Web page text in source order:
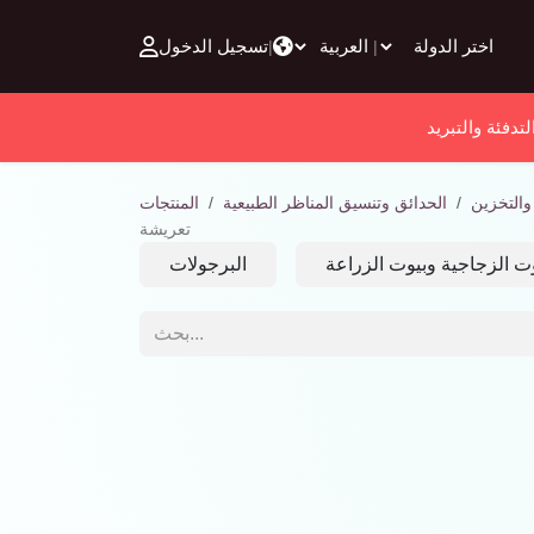
|
|تسجيل الدخول
والتبريد
المنتجات الحدائق وتنسيق المناظر الطبيعية
تعريشة
البرجولات الزجاجية وبيوت الزراعة